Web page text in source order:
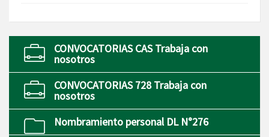
CONVOCATORIAS CAS Trabaja con
nosotros
CONVOCATORIAS 728 Trabaja con
nosotros
Nombramiento personal DL N°276